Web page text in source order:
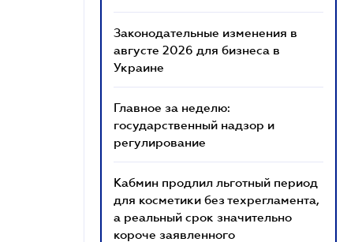
Законодательные изменения в
августе 2026 для бизнеса в
Украине
Главное за неделю:
государственный надзор и
регулирование
Кабмин продлил льготный период
для косметики без техрегламента,
а реальный срок значительно
короче заявленного